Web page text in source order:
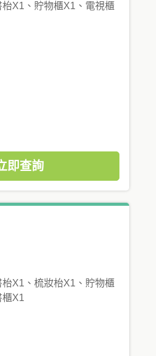
X1、貯物櫃X1、電視櫃
即查詢
X1、梳妝枱X1、貯物櫃
櫃X1